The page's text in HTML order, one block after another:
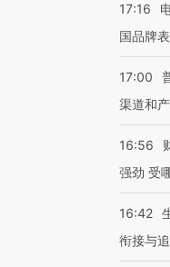
17:16
国品牌
17:00
渠道和
16:56
强劲 受
16:42
衔接与